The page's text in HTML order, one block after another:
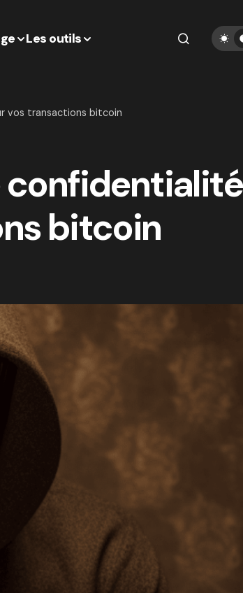
Les outils
vos transactions bitcoin
confidentialité
bitcoin